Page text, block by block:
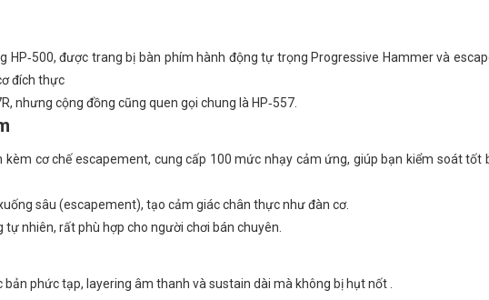
HP‑500, được trang bị bàn phím hành động tự trọng Progressive Hammer và
đích thực
nhưng cộng đồng cũng quen gọi chung là HP‑557.
cơ chế escapement, cung cấp 100 mức nhạy cảm ứng, giúp bạn kiểm soát tốt
sâu (escapement), tạo cảm giác chân thực như đàn cơ.
nhiên, rất phù hợp cho người chơi bán chuyên.
phức tạp, layering âm thanh và sustain dài mà không bị hụt nốt .